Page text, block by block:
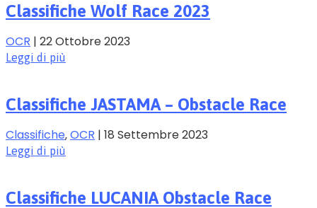
Classifiche Wolf Race 2023
OCR | 22 Ottobre 2023
Leggi di più
Classifiche JASTAMA – Obstacle Race
Classifiche‚OCR | 18 Settembre 2023
Leggi di più
Classifiche LUCANIA Obstacle Race